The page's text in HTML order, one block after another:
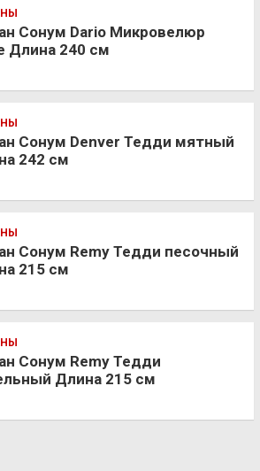
Сонум Dario Микровелюр
Длина 240 см
Сонум Denver Тедди мятный
242 см
Сонум Remy Тедди песочный
215 см
Сонум Remy Тедди
Длина 215 см